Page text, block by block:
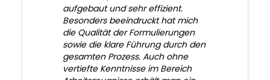
aufgebaut und sehr effizient.
Besonders beeindruckt hat mich
die Qualität der Formulierungen
sowie die klare Führung durch den
gesamten Prozess. Auch ohne
vertiefte Kenntnisse im Bereich